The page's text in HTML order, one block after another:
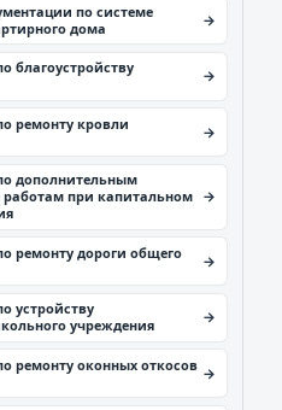
по системе
дома
благоустройству
ремонту кровли
дополнительным
при капитальном
ремонту дороги общего
устройству
учреждения
ремонту оконных откосов